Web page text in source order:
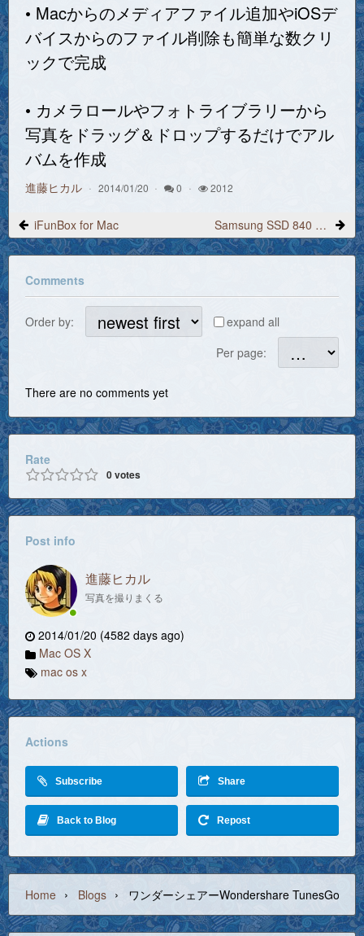
• Macからのメディアファイル追加やiOSデ
バイスからのファイル削除も簡単な数クリ
ックで完成
• カメラロールやフォトライブラリーから
写真をドラッグ＆ドロップするだけでアル
バムを作成
進藤ヒカル 2014/01/20 0 2012
iFunBox for Mac Samsung SSD 840 EVO - 1TB 2.5-inch MZ-7TE1T0BWのシステム情報
Comments
Order by:
expand all
Per page:
There are no comments yet
Rate
0votes
Post info
進藤ヒカル
写真を撮りまくる
2014/01/20 (4582 days ago)
Mac OS X
mac os x
Actions
Subscribe Share
Back to Blog Repost
Home › Blogs › ワンダーシェアーWondershare TunesGo for